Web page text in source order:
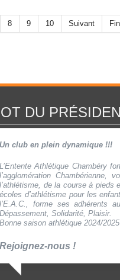
8 9 10 Suivant Fin
DU
Un club en plein dynamique !!!
L’Entente Athlétique Chambéry
l’agglomération
l’athlétisme, de la course à
écoles d’athlétisme pour les
l’E.A.C., forme ses adhérents
Dépassement, Solidarité, Plaisir.
Bonne saison athlétique 2024/
Rejoignez-nous !